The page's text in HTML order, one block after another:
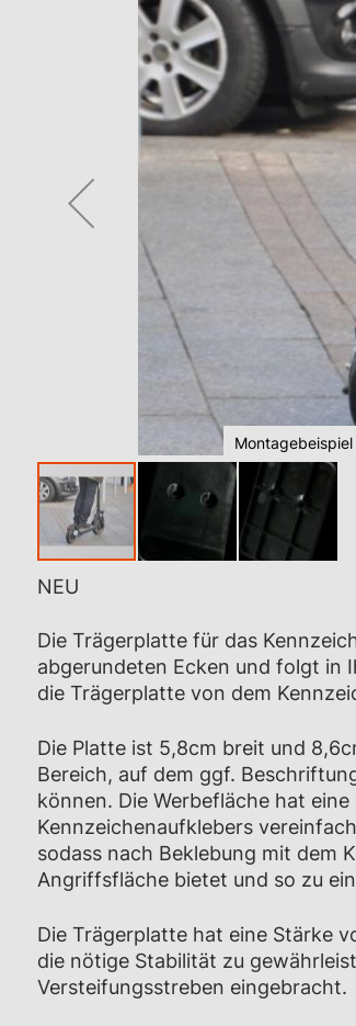
NEU
Anfang
der
Bildgalerie
Die Trägerplatte für das
abgerundeten Ecken und folgt in
die Trägerplatte von dem
Die Platte ist 5,8cm breit und
Bereich, auf dem ggf.
können. Die Werbefläche hat
Kennzeichenaufklebers
sodass nach Beklebung mit dem
Angriffsfläche bietet und so zu
Die Trägerplatte hat eine Stärke
die nötige Stabilität zu
Versteifungsstreben eingebracht.